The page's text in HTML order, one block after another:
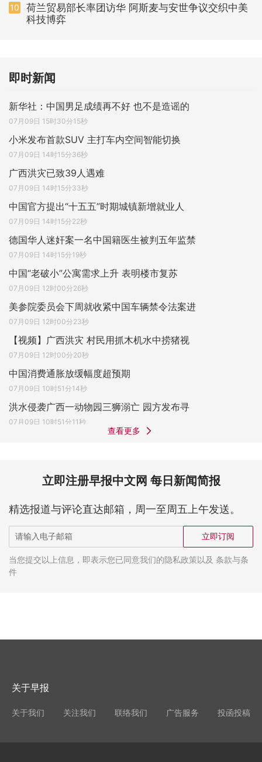
10
荷兰贸易部长率团访华 阿斯麦与安世争议交织中美
科技博弈
即时新闻
新华社：中国男足成绩再不好 也不是造谣的
07月09日 15时30分15秒
小米发布首款SUV 主打车内空间智能切换
07月09日 14时15分36秒
广西洪灾已致39人遇难
07月09日 14时15分33秒
中国官方提出“十五五”时期城镇新增就业人
07月09日 14时15分22秒
德国华人迷奸案一名中国籍医生被判五年监禁
07月09日 14时15分19秒
中国“老破小”公寓需求上升 表明楼市复苏
07月09日 12时00分26秒
美参院委员会下周就收紧中国车辆禁令法案进
07月09日 12时00分23秒
【视频】广西洪灾 村民用抓木机水中捞猪视
07月09日 12时00分20秒
中国消费通胀放缓幅度超预期
07月09日 10时51分14秒
洪水侵袭广西一动物园三狮溺亡 园方发布寻
07月09日 10时51分11秒
查看更多
立即注册早报中文网 每日新闻简报
精选报道与评论直达邮箱，周一至周五上午发送。
立即订阅
当您提交以上信息，即表示您已同意我们的隐私政策以及 条款与条
件
关于早报
关于我们 关注我们 联络我们 广告服务 投函投稿